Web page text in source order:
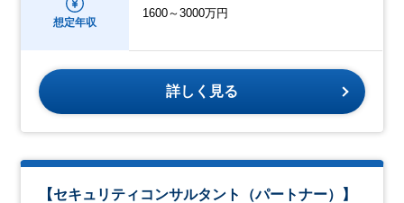
想定年収
1600～3000万円
詳しく見る
【セキュリティコンサルタント（パートナー）】